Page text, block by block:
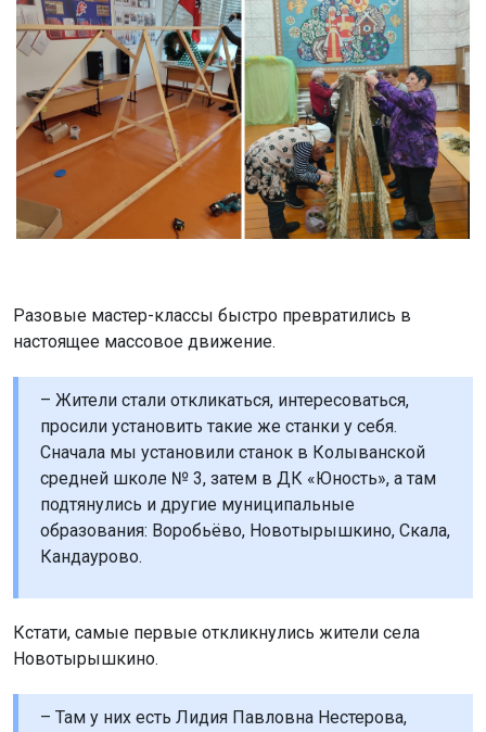
Разовые мастер-классы быстро превратились в
настоящее массовое движение.
– Жители стали откликаться, интересоваться,
просили установить такие же станки у себя.
Сначала мы установили станок в Колыванской
средней школе № 3, затем в ДК «Юность», а там
подтянулись и другие муниципальные
образования: Воробьёво, Новотырышкино, Скала,
Кандаурово.
Кстати, самые первые откликнулись жители села
Новотырышкино.
– Там у них есть Лидия Павловна Нестерова,